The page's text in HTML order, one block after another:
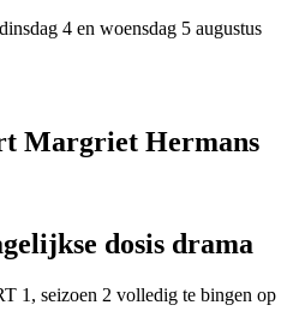
4 en woensdag 5 augustus
Margriet Hermans
dosis drama
1, seizoen 2 volledig te bingen op